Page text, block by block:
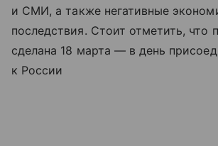
и СМИ, а также негативные
последствия. Стоит отметить, что
сделана 18 марта — в день
к России